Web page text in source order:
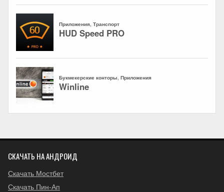
СКАЧАТЬ НА АНДРОИД
Скачать Мостбет
Скачать Пин-Ап